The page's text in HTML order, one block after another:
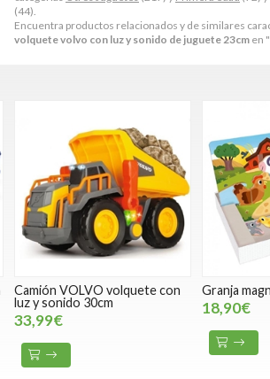
(44).
Encuentra productos relacionados y de similares
volquete volvo con luz y sonido de juguete 23cm en
Camión VOLVO volquete con
luz y sonido 30cm
33,99€
Granja
18,90€